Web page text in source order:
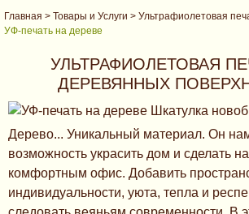
Главная > Товары и Услуги > Ультрафиолетовая
УФ-печать на дереве
УЛЬТРАФИОЛЕТОВАЯ
ДЕРЕВЯННЫХ
Дерево... Уникальный материал. Он
возможность украсить дом и сделать
комфортным офис. Добавить
индивидуальности, уюта, тепла и